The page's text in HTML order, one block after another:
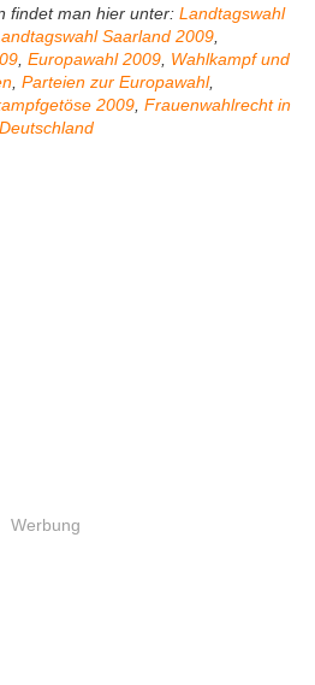
findet man hier unter: Landtagswahl
Saarland 2009
, Europawahl 2009, Wahlkampf und
, Parteien zur Europawahl,
2009, Frauenwahlrecht in
Deutschland
Werbung